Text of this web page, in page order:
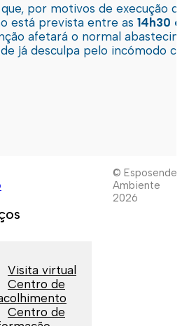
por motivos de execução
está prevista entre as 14h30
afetará o normal
já desculpa pelo incómodo
Visita virtual
Centro de
Centro de
© Esposende
Ambiente
2026